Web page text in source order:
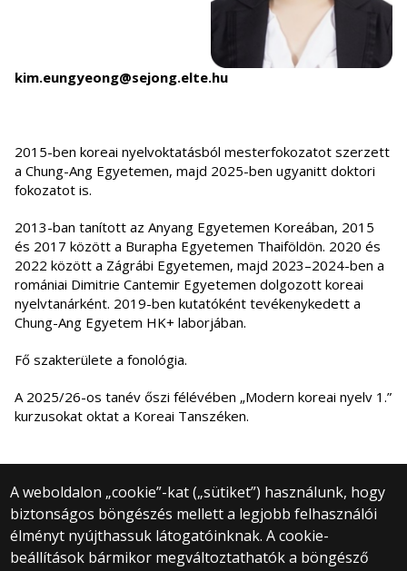
kim.eungyeong@sejong.elte.hu
2015-ben koreai nyelvoktatásból mesterfokozatot szerzett
a Chung-Ang Egyetemen, majd 2025-ben ugyanitt doktori
fokozatot is.
2013-ban tanított az Anyang Egyetemen Koreában, 2015
és 2017 között a Burapha Egyetemen Thaiföldön. 2020 és
2022 között a Zágrábi Egyetemen, majd 2023–2024-ben a
romániai Dimitrie Cantemir Egyetemen dolgozott koreai
nyelvtanárként. 2019-ben kutatóként tevékenykedett a
Chung-Ang Egyetem HK+ laborjában.
Fő szakterülete a fonológia.
A 2025/26-os tanév őszi félévében „Modern koreai nyelv 1.”
kurzusokat oktat a Koreai Tanszéken.
A weboldalon „cookie”-kat („sütiket”) használunk, hogy
biztonságos böngészés mellett a legjobb felhasználói
élményt nyújthassuk látogatóinknak. A cookie-
beállítások bármikor megváltoztathatók a böngésző
© 2025 Eötvös Loránd Tudományegyetem
Minden jog fenntartva.
1053 Budapest, Egyetem tér 1–3.